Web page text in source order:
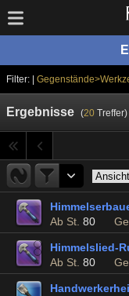
Filter: |
Ergebnisse (20Treffer)
Ab St. 80
Himmelslied-
Ab St. 80